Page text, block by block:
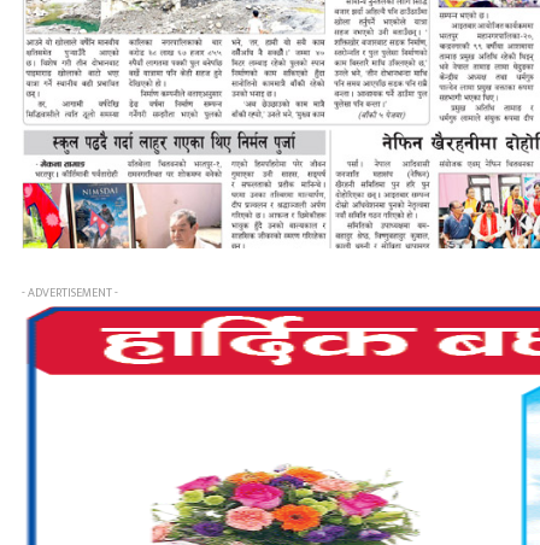
- ADVERTISEMENT -